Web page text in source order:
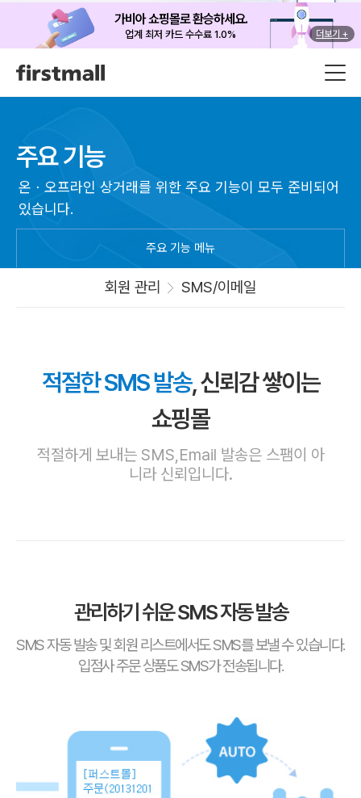
가비아 쇼핑몰로 환승하세요.
업계 최저 카드 수수료 1.0% 더보기 +
주요 기능
온ㆍ오프라인 상거래를 위한 주요 기능이 모두 준비되어
있습니다.
주요 기능 메뉴
회원 관리 SMS/이메일
적절한 SMS 발송, 신뢰감 쌓이는
쇼핑몰
적절하게 보내는 SMS,Email 발송은 스팸이 아
니라 신뢰입니다.
관리하기 쉬운 SMS 자동 발송
SMS 자동 발송 및 회원 리스트에서도 SMS를 보낼 수 있습니다.
입점사 주문 상품도 SMS가 전송됩니다.